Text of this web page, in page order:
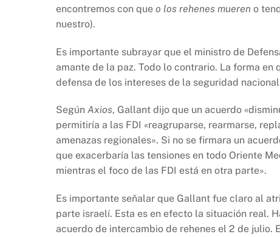
encontremos con que o los rehenes mueren o
nuestro).
Es importante subrayar que el ministro de
amante de la paz. Todo lo contrario. La forma
defensa de los intereses de la seguridad
Según Axios, Gallant dijo que un acuerdo
permitiría a las FDI «reagruparse, rearmarse,
amenazas regionales». Si no se firmara un
que exacerbaría las tensiones en todo Oriente
mientras el foco de las FDI está en otra parte».
Es importante señalar que Gallant fue claro al
parte israelí. Esta es en efecto la situación real.
acuerdo de intercambio de rehenes el 2 de julio.